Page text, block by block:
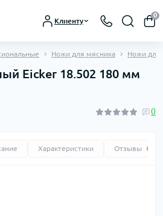
Клиенту
0
Ножи для мясника Ножи для
Eicker 18.502 180 мм
0
Характеристики Отзывы